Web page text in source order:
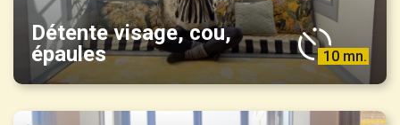
Détente visage, cou,
épaules
10 mn.